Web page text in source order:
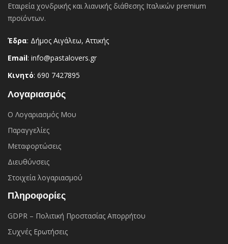
Εταιρεία χονδρικής και λιανικής διάθεσης Ιταλικών premium
προϊόντων.
Έδρα: Δήμος Αιγάλεω, Αττικής
Email: info@pastalovers.gr
Κινητό: 690 7427895
Λογαριασμός
Ο Λογαριασμός Μου
Παραγγελίες
Μεταφορτώσεις
Διευθύνσεις
Στοιχεία λογαριασμού
Πληροφορίες
GDPR – Πολιτική Προστασίας Απορρήτου
Συχνές Eρωτήσεις